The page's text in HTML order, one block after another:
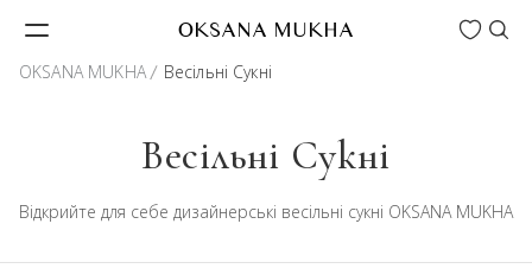
OKSANA MUKHA Wishlist
OKSANA MUKHA Весільні Сукні
Весільні Сукні
Відкрийте для себе дизайнерські весільні сукні OKSANA MUKHA